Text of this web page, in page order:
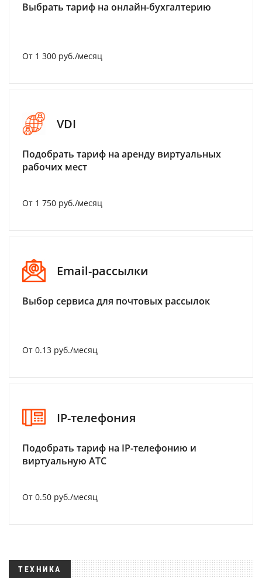
Выбрать тариф на онлайн-бухгалтерию
От 1 300 руб./месяц
VDI
Подобрать тариф на аренду виртуальных
рабочих мест
От 1 750 руб./месяц
Email-рассылки
Выбор сервиса для почтовых рассылок
От 0.13 руб./месяц
IP-телефония
Подобрать тариф на IP-телефонию и
виртуальную АТС
От 0.50 руб./месяц
ТЕХНИКА